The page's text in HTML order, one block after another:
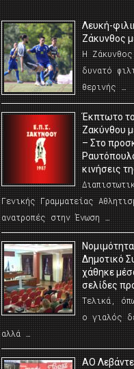
Λευκή-
Ζάκυνθος
Η
δυνατό
θερινής …
Έκπτωτο
Ζακύνθου
– Στο
κινήσεις
Γενικής Γραμματείας
ανατροπές στην Ένωση …
Δημοτικό
χάθηκε
σελίδες
Τελικά,
ο γιαλός
αλλά …
ΑΟ